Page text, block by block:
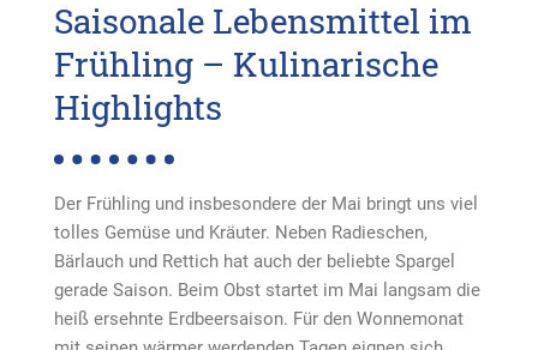
Saisonale Lebensmittel im
Frühling – Kulinarische
Highlights
Der Frühling und insbesondere der Mai bringt uns viel
tolles Gemüse und Kräuter. Neben Radieschen,
Bärlauch und Rettich hat auch der beliebte Spargel
gerade Saison. Beim Obst startet im Mai langsam die
heiß ersehnte Erdbeersaison. Für den Wonnemonat